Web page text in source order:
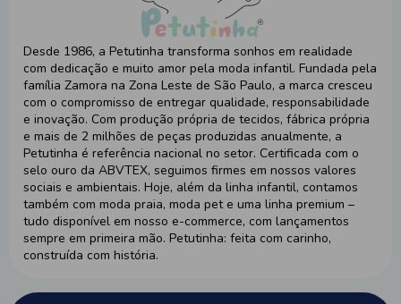
Desde 1986, a Petutinha transforma sonhos em realidade
com dedicação e muito amor pela moda infantil. Fundada pela
família Zamora na Zona Leste de São Paulo, a marca cresceu
com o compromisso de entregar qualidade, responsabilidade
e inovação. Com produção própria de tecidos, fábrica própria
e mais de 2 milhões de peças produzidas anualmente, a
Petutinha é referência nacional no setor. Certificada com o
selo ouro da ABVTEX, seguimos firmes em nossos valores
sociais e ambientais. Hoje, além da linha infantil, contamos
também com moda praia, moda pet e uma linha premium –
tudo disponível em nosso e-commerce, com lançamentos
sempre em primeira mão. Petutinha: feita com carinho,
construída com história.